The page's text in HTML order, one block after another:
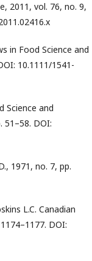
2011, vol. 76, no. 9,
in Food Science and
10.1111/1541-
Science and
51–58. DOI:
1971, no. 7, pp.
L.C. Canadian
DOI: